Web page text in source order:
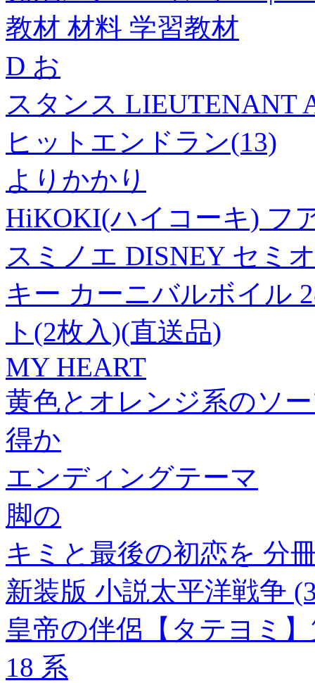
教材 材料 学習教材
D お
スタンス LIEUTENANT
ヒットエンドラン(13)
よりかかり
HiKOKI(ハイコーキ) フ
スミノエ DISNEY セミ
キー カーニバルボイル
ト(2枚入)(直送品)
MY HEART
黄色とオレンジ系のソ
得か
エンディングテーマ
脚の
キミと最後の初恋を 分
新装版 小説太平洋戦争
皇帝の伴侶【タテヨミ
18 系